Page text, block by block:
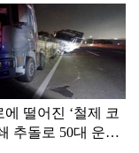
에 떨어진 ‘철제 코
추돌로 50대 운전